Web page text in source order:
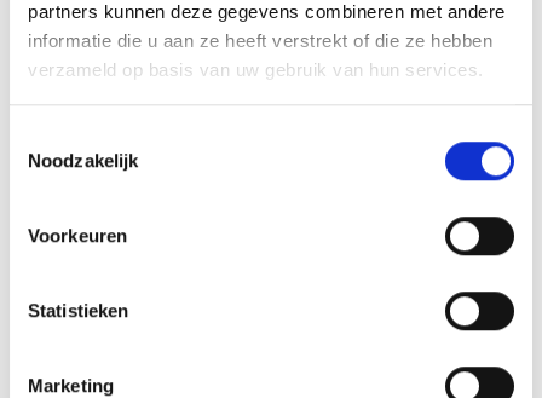
partners kunnen deze gegevens combineren met andere
informatie die u aan ze heeft verstrekt of die ze hebben
verzameld op basis van uw gebruik van hun services.
Noodzakelijk
Voorkeuren
Statistieken
Marketing
De meeste distributiefouten komen voort uit
onrealistische verwachtingen over verkoopcijfers en
zodra het online staat.
Een veelgemaakte fout is het kiezen van verkeerde
verkoopplatformen. Niet elk platform past bij jouw
populair, maar lokale boekhandels kunnen voor
eigen beheer en print-on-demand heeft grote gevolgen